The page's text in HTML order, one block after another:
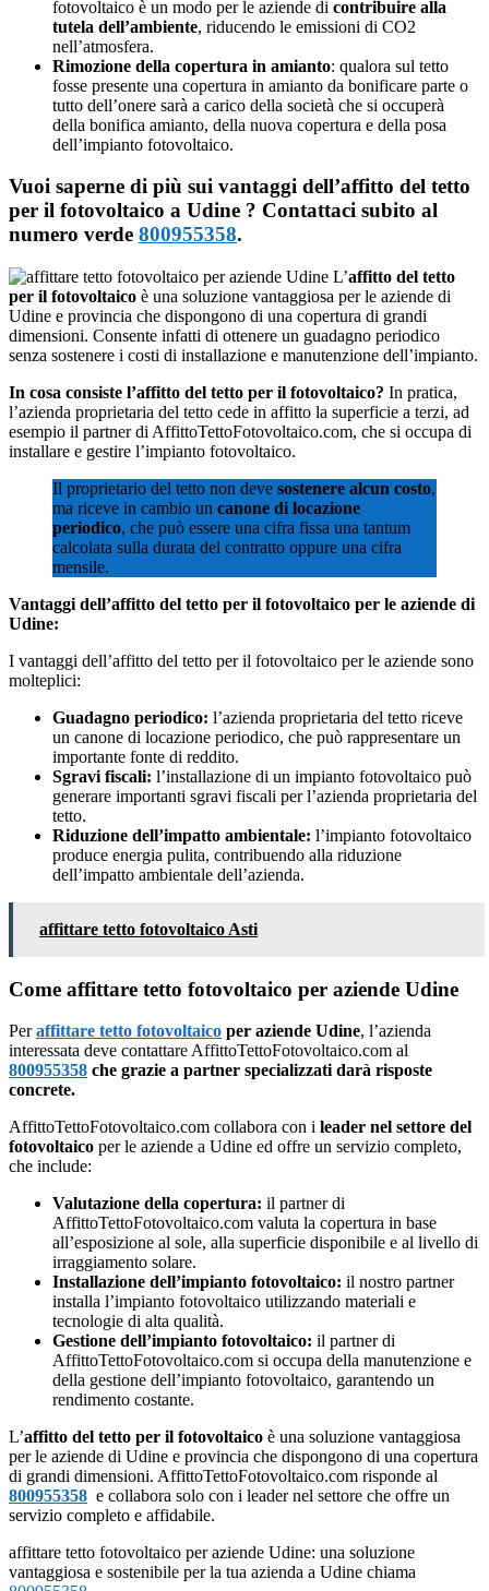
fotovoltaico è un modo per le aziende di contribuire alla
tutela dell’ambiente, riducendo le emissioni di CO2
nell’atmosfera.
Rimozione della copertura in amianto: qualora sul tetto
fosse presente una copertura in amianto da bonificare parte o
tutto dell’onere sarà a carico della società che si occuperà
della bonifica amianto, della nuova copertura e della posa
dell’impianto fotovoltaico.
Vuoi saperne di più sui vantaggi dell’affitto del tetto
per il fotovoltaico a Udine ? Contattaci subito al
numero verde 800955358.
L’affitto del tetto
per il fotovoltaico è una soluzione vantaggiosa per le aziende di
Udine e provincia che dispongono di una copertura di grandi
dimensioni. Consente infatti di ottenere un guadagno periodico
senza sostenere i costi di installazione e manutenzione dell’impianto.
In cosa consiste l’affitto del tetto per il fotovoltaico? In pratica,
l’azienda proprietaria del tetto cede in affitto la superficie a terzi, ad
esempio il partner di AffittoTettoFotovoltaico.com, che si occupa di
installare e gestire l’impianto fotovoltaico.
Il proprietario del tetto non deve sostenere alcun costo,
ma riceve in cambio un canone di locazione
periodico, che può essere una cifra fissa una tantum
calcolata sulla durata del contratto oppure una cifra
mensile.
Vantaggi dell’affitto del tetto per il fotovoltaico per le aziende di
Udine:
I vantaggi dell’affitto del tetto per il fotovoltaico per le aziende sono
molteplici:
Guadagno periodico: l’azienda proprietaria del tetto riceve
un canone di locazione periodico, che può rappresentare un
importante fonte di reddito.
Sgravi fiscali: l’installazione di un impianto fotovoltaico può
generare importanti sgravi fiscali per l’azienda proprietaria del
tetto.
Riduzione dell’impatto ambientale: l’impianto fotovoltaico
produce energia pulita, contribuendo alla riduzione
dell’impatto ambientale dell’azienda.
affittare tetto fotovoltaico Asti
Come affittare tetto fotovoltaico per aziende Udine
Peraffittare tetto fotovoltaico per aziende Udine, l’azienda
interessata deve contattare AffittoTettoFotovoltaico.com al
800955358 che grazie a partner specializzati darà risposte
concrete.
AffittoTettoFotovoltaico.com collabora con i leader nel settore del
fotovoltaico per le aziende a Udine ed offre un servizio completo,
che include:
Valutazione della copertura: il partner di
AffittoTettoFotovoltaico.com valuta la copertura in base
all’esposizione al sole, alla superficie disponibile e al livello di
irraggiamento solare.
Installazione dell’impianto fotovoltaico: il nostro partner
installa l’impianto fotovoltaico utilizzando materiali e
tecnologie di alta qualità.
Gestione dell’impianto fotovoltaico: il partner di
AffittoTettoFotovoltaico.com si occupa della manutenzione e
della gestione dell’impianto fotovoltaico, garantendo un
rendimento costante.
L’affitto del tetto per il fotovoltaico è una soluzione vantaggiosa
per le aziende di Udine e provincia che dispongono di una copertura
di grandi dimensioni. AffittoTettoFotovoltaico.com risponde al
800955358 e collabora solo con i leader nel settore che offre un
servizio completo e affidabile.
affittare tetto fotovoltaico per aziende Udine: una soluzione
vantaggiosa e sostenibile per la tua azienda a Udine chiama